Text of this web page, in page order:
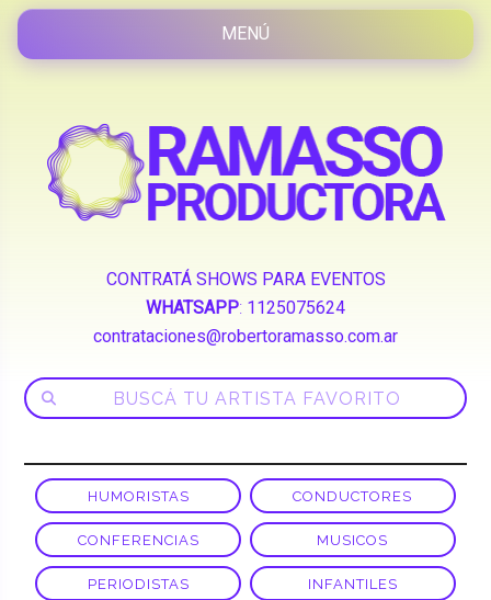
CONTRATÁ SHOWS PARA EVENTOS
WHATSAPP: 1125075624
contrataciones@robertoramasso.com.ar
HUMORISTAS CONDUCTORES
CONFERENCIAS MUSICOS
PERIODISTAS INFANTILES